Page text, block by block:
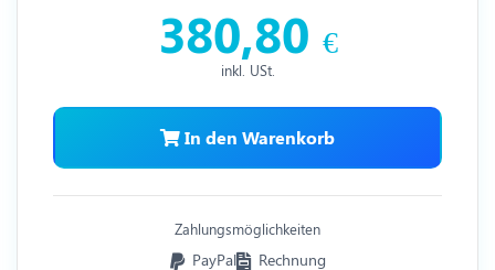
380,80 €
inkl. USt.
In den Warenkorb
Zahlungsmöglichkeiten
PayPal Rechnung